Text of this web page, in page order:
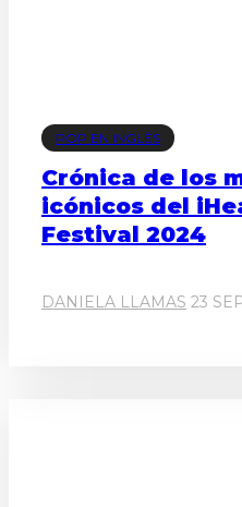
POP EN INGLÉS
Crónica de los
icónicos del
Festival 2024
DANIELA LLAMAS 23